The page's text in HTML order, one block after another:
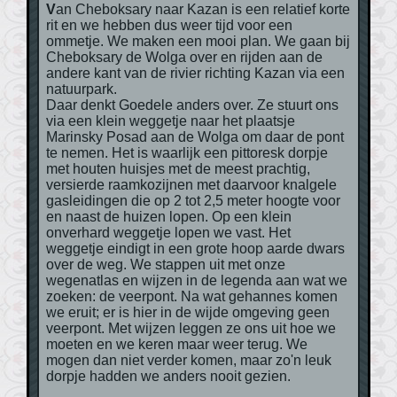
Van Cheboksary naar Kazan is een relatief korte
rit en we hebben dus weer tijd voor een
ommetje. We maken een mooi plan. We gaan bij
Cheboksary de Wolga over en rijden aan de
andere kant van de rivier richting Kazan via een
natuurpark.
Daar denkt Goedele anders over. Ze stuurt ons
via een klein weggetje naar het plaatsje
Marinsky Posad aan de Wolga om daar de pont
te nemen. Het is waarlijk een pittoresk dorpje
met houten huisjes met de meest prachtig,
versierde raamkozijnen met daarvoor knalgele
gasleidingen die op 2 tot 2,5 meter hoogte voor
en naast de huizen lopen. Op een klein
onverhard weggetje lopen we vast. Het
weggetje eindigt in een grote hoop aarde dwars
over de weg. We stappen uit met onze
wegenatlas en wijzen in de legenda aan wat we
zoeken: de veerpont. Na wat gehannes komen
we eruit; er is hier in de wijde omgeving geen
veerpont. Met wijzen leggen ze ons uit hoe we
moeten en we keren maar weer terug. We
mogen dan niet verder komen, maar zo'n leuk
dorpje hadden we anders nooit gezien.